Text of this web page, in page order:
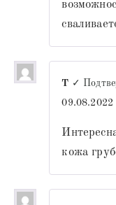
Т ✓
09.08.2022
кожа